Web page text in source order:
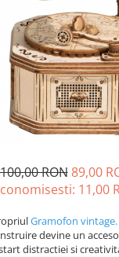
100,00 RON 89,00
11,00
Gramofon vintage.
devine un
distractiei si